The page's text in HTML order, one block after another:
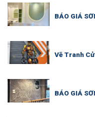
BÁO GIÁ
Vẽ Tranh
BÁO GIÁ